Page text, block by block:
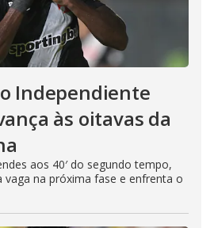
Independiente
às oitavas da
aos 40′ do segundo tempo,
vaga na próxima fase e enfrenta o